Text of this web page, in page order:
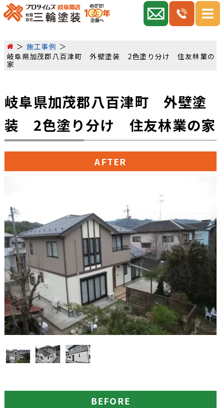
施工事例
岐阜県加茂郡八百津町 外壁塗装 2色塗り分け 住友林業の
家
岐阜県加茂郡八百津町 外壁塗
装 2色塗り分け 住友林業の家
AFTER
BEFORE